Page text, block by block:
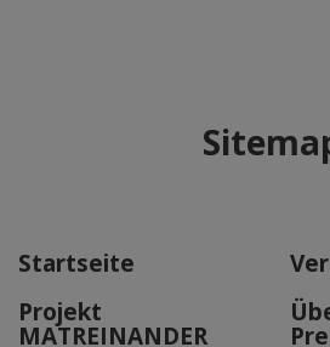
Startseite
Projekt
MATREINANDER